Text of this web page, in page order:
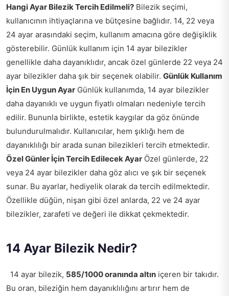
Hangi Ayar Bilezik Tercih Edilmeli? Bilezik seçimi,
kullanıcının ihtiyaçlarına ve bütçesine bağlıdır. 14, 22 veya
24 ayar arasındaki seçim, kullanım amacına göre değişiklik
gösterebilir. Günlük kullanım için 14 ayar bilezikler
genellikle daha dayanıklıdır, ancak özel günlerde 22 veya 24
ayar bilezikler daha şık bir seçenek olabilir. Günlük Kullanım
İçin En Uygun Ayar Günlük kullanımda, 14 ayar bilezikler
daha dayanıklı ve uygun fiyatlı olmaları nedeniyle tercih
edilir. Bununla birlikte, estetik kaygılar da göz önünde
bulundurulmalıdır. Kullanıcılar, hem şıklığı hem de
dayanıklılığı bir arada sunan bilezikleri tercih etmektedir.
Özel Günler İçin Tercih Edilecek Ayar Özel günlerde, 22
veya 24 ayar bilezikler daha göz alıcı ve şık bir seçenek
sunar. Bu ayarlar, hediyelik olarak da tercih edilmektedir.
Özellikle düğün, nişan gibi özel anlarda, 22 ve 24 ayar
bilezikler, zarafeti ve değeri ile dikkat çekmektedir.
14 Ayar Bilezik Nedir?
14 ayar bilezik, 585/1000 oranında altın içeren bir takıdır.
Bu oran, bileziğin hem dayanıklılığını artırır hem de